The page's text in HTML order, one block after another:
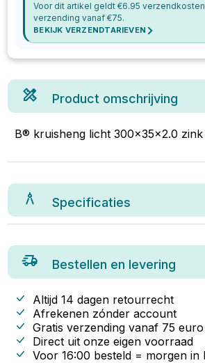
Voor dit artikel geldt €6.95
verzending vanaf €75.
BEKIJK VERZENDTARIEVEN
Product omschrijving
B® kruisheng licht 300x35x2.0 zink
Specificaties
Bestellen en levering
Altijd 14 dagen retourrecht
Afrekenen zónder account
Gratis verzending vanaf 75 euro
Direct uit onze eigen voorraad
Voor 16:00 besteld = morgen in